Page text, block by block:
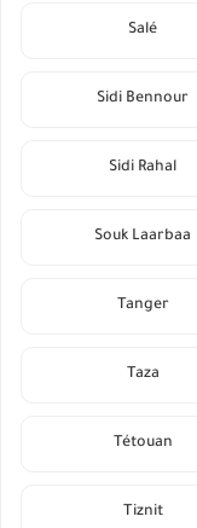
Salé
Sidi Bennour
Sidi Rahal
Souk Laarbaa
Tanger
Taza
Tétouan
Tiznit